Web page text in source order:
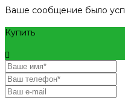
Ваше сообщение было
Купить